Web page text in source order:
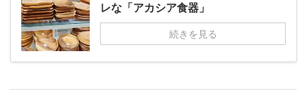
レな「アカシア食器」
続きを見る